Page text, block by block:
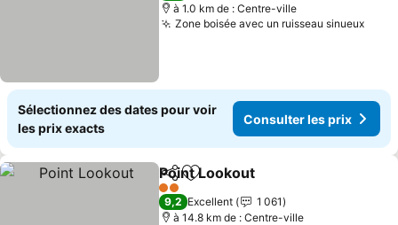
à 1.0 km de : Centre-ville
Zone boisée avec un ruisseau sinueux
Sélectionnez des dates pour voir
les prix exacts
Consulter les prix
PartagerAjouter à mes favoris
Point Lookout
2 Étoiles
9,2 Excellent
1 061
à 14.8 km de : Centre-ville